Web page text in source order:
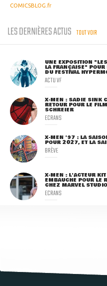
COMICSBLOG.fr
LES DERNIÈRES ACTUS TOUT VOIR
UNE EXPOSITION
LA FRANÇAISE"
DU FESTIVAL
ACTU VF
X-MEN : SADIE SINK
RETOUR POUR LE
SCHREIER
ECRANS
X-MEN '97 : LA
POUR 2027, ET LA
BRÈVE
X-MEN : L'ACTEUR
EMBAUCHÉ POUR LE
CHEZ MARVEL
ECRANS